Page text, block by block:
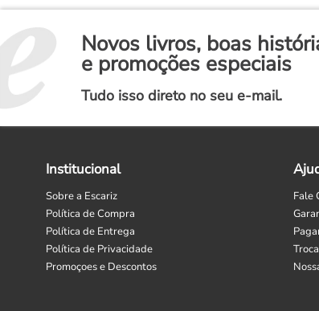
Novos livros, boas
e promoções especiais
Tudo isso direto no seu e-mail.
Institucional
Sobre a Escariz
Política de Compra
Política de Entrega
Política de Privacidade
Promoçoes e Descontos
Fale